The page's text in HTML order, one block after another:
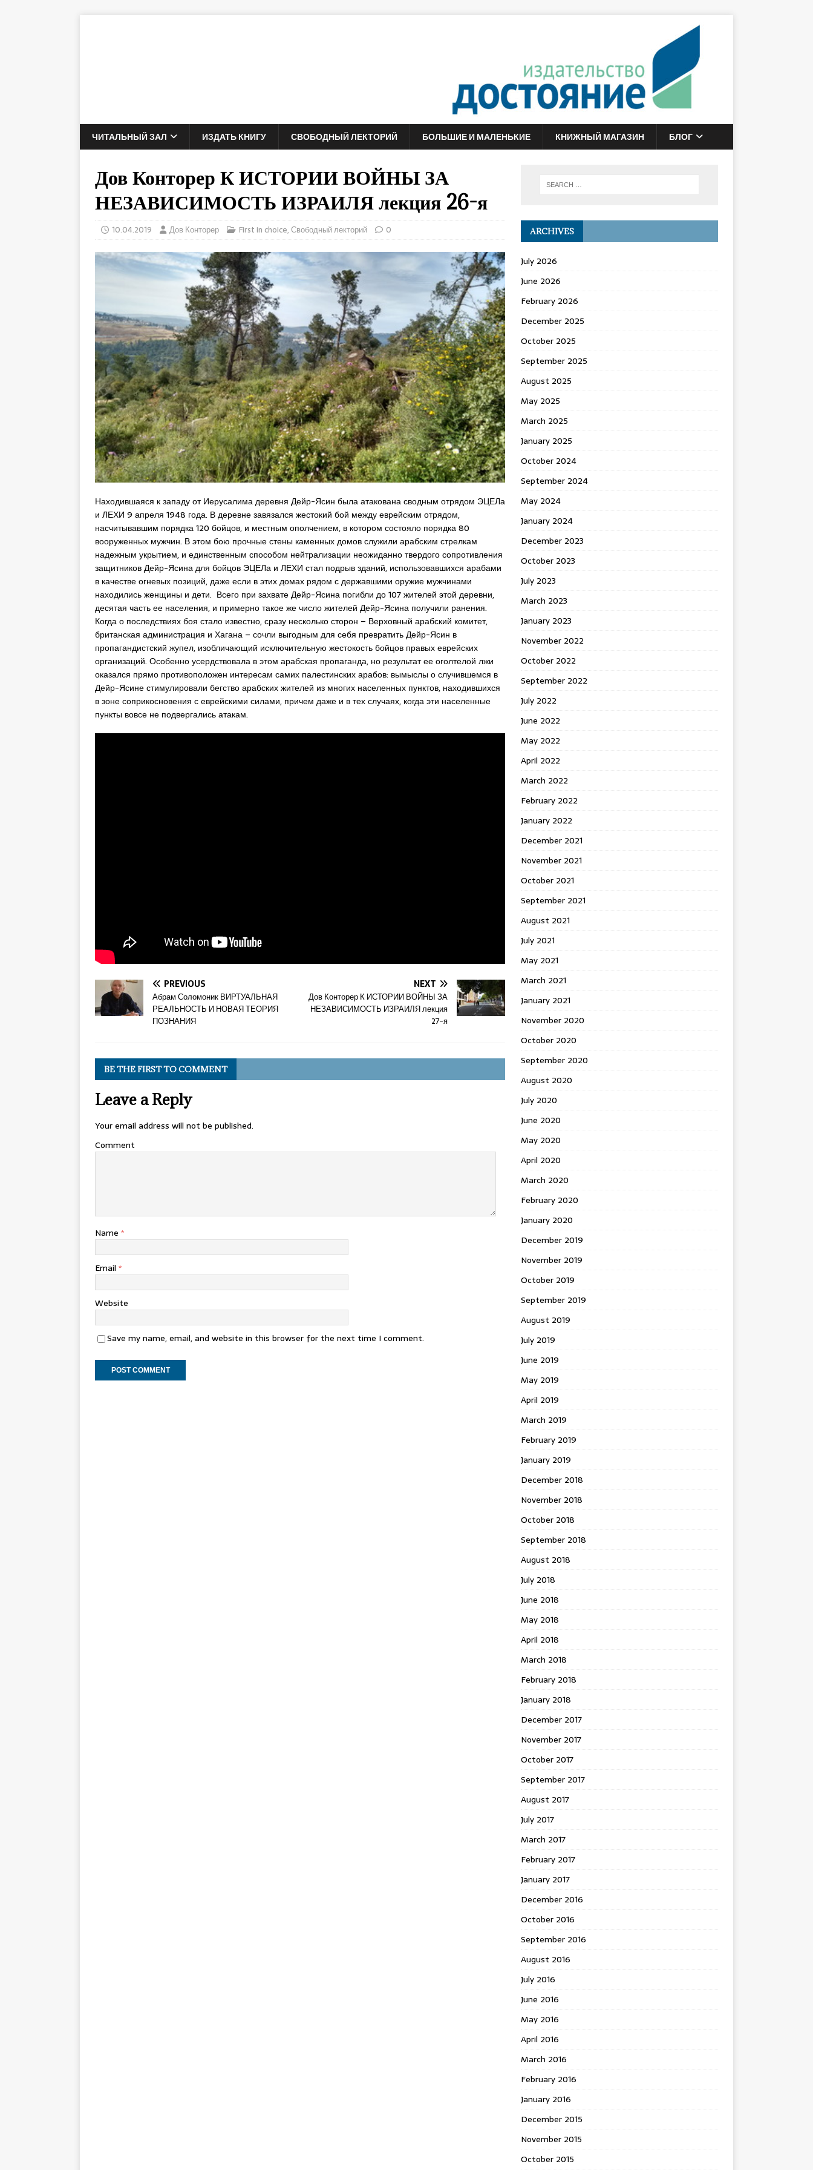
ЧИТАЛЬНЫЙ ЗАЛ ИЗДАТЬ КНИГУ СВОБОДНЫЙ ЛЕКТОРИЙ БОЛЬШИЕ И МАЛЕНЬКИЕ КНИЖНЫЙ МАГАЗИН БЛОГ
Дов Конторер К ИСТОРИИ ВОЙНЫ ЗА
НЕЗАВИСИМОСТЬ ИЗРАИЛЯ лекция 26-я
10.04.2019 Дов Конторер First in choice,Свободный лекторий 0
Находившаяся к западу от Иерусалима деревня Дейр-Ясин была атакована сводным отрядом ЭЦЕЛа
и ЛЕХИ 9 апреля 1948 года. В деревне завязался жестокий бой между еврейским отрядом,
насчитывавшим порядка 120 бойцов, и местным ополчением, в котором состояло порядка 80
вооруженных мужчин. В этом бою прочные стены каменных домов служили арабским стрелкам
надежным укрытием, и единственным способом нейтрализации неожиданно твердого сопротивления
защитников Дейр-Ясина для бойцов ЭЦЕЛа и ЛЕХИ стал подрыв зданий, использовавшихся арабами
в качестве огневых позиций, даже если в этих домах рядом с державшими оружие мужчинами
находились женщины и дети. Всего при захвате Дейр-Ясина погибли до 107 жителей этой деревни,
десятая часть ее населения, и примерно такое же число жителей Дейр-Ясина получили ранения.
Когда о последствиях боя стало известно, сразу несколько сторон – Верховный арабский комитет,
британская администрация и Хагана – сочли выгодным для себя превратить Дейр-Ясин в
пропагандистский жупел, изобличающий исключительную жестокость бойцов правых еврейских
организаций. Особенно усердствовала в этом арабская пропаганда, но результат ее оголтелой лжи
оказался прямо противоположен интересам самих палестинских арабов: вымыслы о случившемся в
Дейр-Ясине стимулировали бегство арабских жителей из многих населенных пунктов, находившихся
в зоне соприкосновения с еврейскими силами, причем даже и в тех случаях, когда эти населенные
пункты вовсе не подвергались атакам.
PREVIOUS
Абрам Соломоник ВИРТУАЛЬНАЯ
РЕАЛЬНОСТЬ И НОВАЯ ТЕОРИЯ
ПОЗНАНИЯ
NEXT
Дов Конторер К ИСТОРИИ ВОЙНЫ ЗА
НЕЗАВИСИМОСТЬ ИЗРАИЛЯ лекция
27-я
BE THE FIRST TO COMMENT
Leave a Reply
Your email address will not be published.
Comment
Name *
Email *
Website
Save my name, email, and website in this browser for the next time I comment.
ARCHIVES
July 2026
June 2026
February 2026
December 2025
October 2025
September 2025
August 2025
May 2025
March 2025
January 2025
October 2024
September 2024
May 2024
January 2024
December 2023
October 2023
July 2023
March 2023
January 2023
November 2022
October 2022
September 2022
July 2022
June 2022
May 2022
April 2022
March 2022
February 2022
January 2022
December 2021
November 2021
October 2021
September 2021
August 2021
July 2021
May 2021
March 2021
January 2021
November 2020
October 2020
September 2020
August 2020
July 2020
June 2020
May 2020
April 2020
March 2020
February 2020
January 2020
December 2019
November 2019
October 2019
September 2019
August 2019
July 2019
June 2019
May 2019
April 2019
March 2019
February 2019
January 2019
December 2018
November 2018
October 2018
September 2018
August 2018
July 2018
June 2018
May 2018
April 2018
March 2018
February 2018
January 2018
December 2017
November 2017
October 2017
September 2017
August 2017
July 2017
March 2017
February 2017
January 2017
December 2016
October 2016
September 2016
August 2016
July 2016
June 2016
May 2016
April 2016
March 2016
February 2016
January 2016
December 2015
November 2015
October 2015